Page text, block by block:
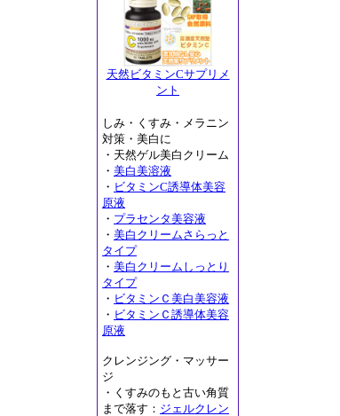
天然ビタミンCサプリメ
ント
しみ・くすみ・メラニン
対策・美白に
・天然ゲル美白クリーム
・ 美白美溶液
・ ビタミンC誘導体美容
原液
・ プラセンタ美容液
・ 美白クリームさらっと
タイプ
・ 美白クリームしっとり
タイプ
・ ビタミンＣ美白美容液
・ ビタミンＣ誘導体美容
原液
クレンジング・マッサー
ジ
・くすみのもと古い角質
まで落す： ジェルクレン